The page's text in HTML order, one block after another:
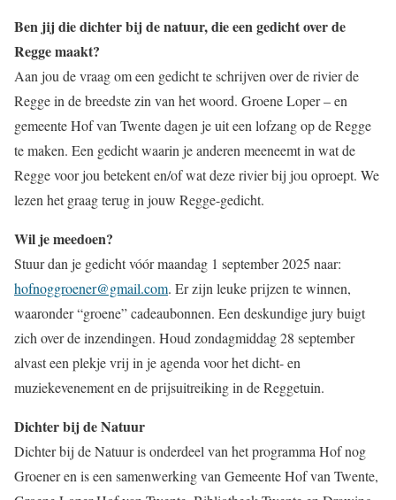
Ben jij die dichter bij de natuur, die een gedicht over de
Regge maakt?
Aan jou de vraag om een gedicht te schrijven over de rivier de
Regge in de breedste zin van het woord. Groene Loper – en
gemeente Hof van Twente dagen je uit een lofzang op de Regge
te maken. Een gedicht waarin je anderen meeneemt in wat de
Regge voor jou betekent en/of wat deze rivier bij jou oproept. We
lezen het graag terug in jouw Regge-gedicht.
Wil je meedoen?
Stuur dan je gedicht vóór maandag 1 september 2025 naar:
hofnoggroener@gmail.com. Er zijn leuke prijzen te winnen,
waaronder “groene” cadeaubonnen. Een deskundige jury buigt
zich over de inzendingen. Houd zondagmiddag 28 september
alvast een plekje vrij in je agenda voor het dicht- en
muziekevenement en de prijsuitreiking in de Reggetuin.
Dichter bij de Natuur
Dichter bij de Natuur is onderdeel van het programma Hof nog
Groener en is een samenwerking van Gemeente Hof van Twente,